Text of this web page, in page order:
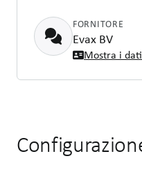
FORNITORE
Evax BV
Mostra i